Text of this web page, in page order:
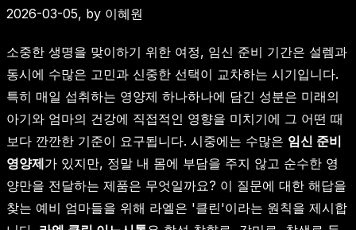
2026-03-05, by 이혜원
소중한 생명을 맞이하기 위한 여정, 임신 준비 기간은 설렘과
동시에 수많은 고민과 신중한 선택이 교차하는 시기입니다.
특히 매일 섭취하는 영양제 하나하나에 담긴 성분은 미래의
아기와 엄마의 건강에 직접적인 영향을 미치기에 그 어떤 때
보다 깐깐한 기준이 요구됩니다. 시중에는 수많은 임신 준비
영양제가 있지만, 정말 내 몸에 부담을 주지 않고 순수한 영
양만을 전달하는 제품은 무엇일까요? 이 질문에 대한 해답을
찾는 예비 엄마들을 위해 라엘은 '클린'이라는 원칙을 제시합